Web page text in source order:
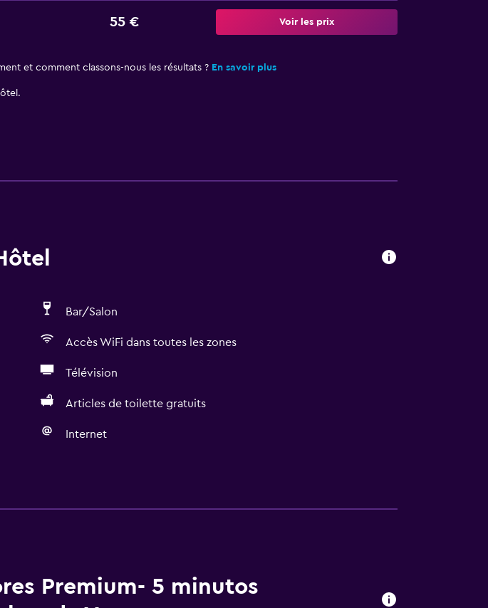
55 € Voir les prix
et comment classons-nous les résultats ? En savoir plus
Bar/Salon
Accès WiFi dans toutes les zones
Télévision
Articles de toilette gratuits
Internet
Chambres non-fumeur disponibles
Ascenseur
Premium- 5 minutos